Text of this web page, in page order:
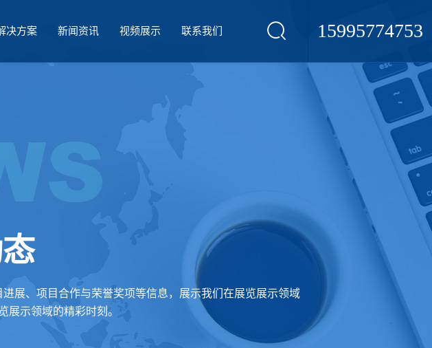
15995774753
决方案 新闻资讯 视频展示 联系我们
展、项目合作与荣誉奖项等信息，展示我们在展览展示领域
展示领域的精彩时刻。